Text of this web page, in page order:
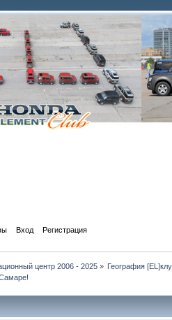
Вход Регистрация
центр 2006 - 2025» География